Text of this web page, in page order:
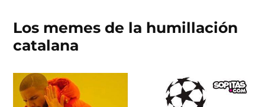
Los memes de la humillación
catalana